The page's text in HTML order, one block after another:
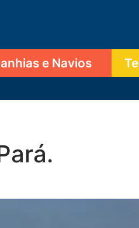
e Navios